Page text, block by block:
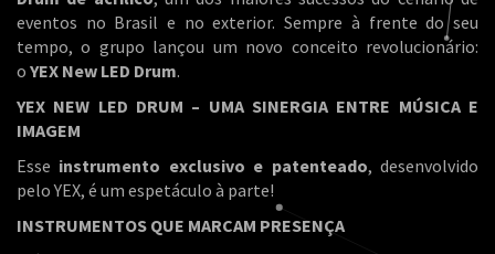
eventos no Brasil e no exterior. Sempre à frente do seu
tempo, o grupo lançou um novo conceito revolucionário:
o YEX New LED Drum.
YEX NEW LED DRUM – UMA SINERGIA ENTRE MÚSICA E
IMAGEM
Esse instrumento exclusivo e patenteado, desenvolvido
pelo YEX, é um espetáculo à parte!
INSTRUMENTOS QUE MARCAM PRESENÇA